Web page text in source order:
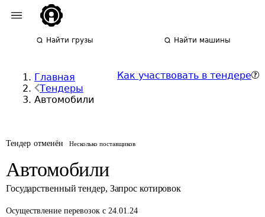
Найти грузы Найти машины
Главная
Тендеры
Автомобили
Как участвовать в тендере
Тендер отменён Несколько поставщиков
Автомобили
Государственный тендер, Запрос котировок
Осуществление перевозок с 24.01.24